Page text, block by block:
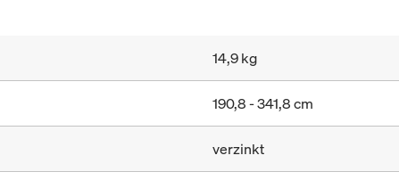
14,9 kg
190,8 - 341,8 cm
verzinkt